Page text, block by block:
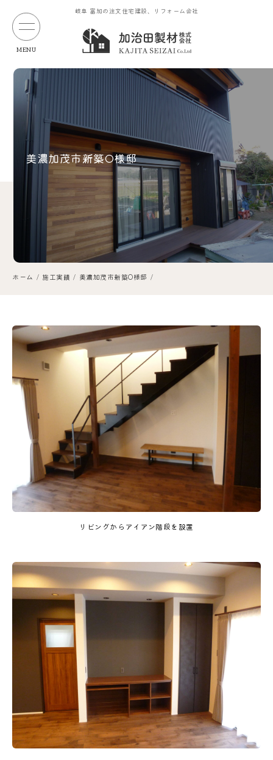
岐阜 富加の注文住宅建設、リフォーム会社
MENU
美濃加茂市新築O様邸
ホーム 施工実績 美濃加茂市新築O様邸
リビングからアイアン階段を設置